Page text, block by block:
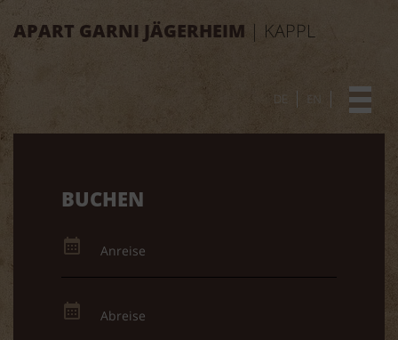
APART GARNI JÄGERHEIM | KAPPL
DE
BUCHEN